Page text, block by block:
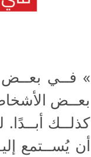
» فــي بعــض
بعــض
كذلــك
أن يُســتمع